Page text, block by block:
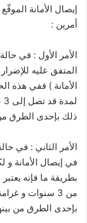
إيصال الأمانة
أمرين :
الأمر الأول : في
المتفق عليه
الأمانة ) ففي هذه
ذلك بإحدى الطرق
الأمر الثاني : في
في إيصال الأمانة
بطريقة ما فإنه
بإحدى الطرق من